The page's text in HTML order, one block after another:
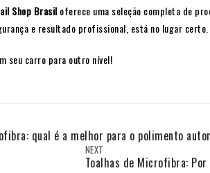
Shop Brasil oferece uma seleção completa de
e resultado profissional, está no lugar certo.
seu carro para outro nível!
qual é a melhor para o polimento
NEXT
Toalhas de Microfibra: Por